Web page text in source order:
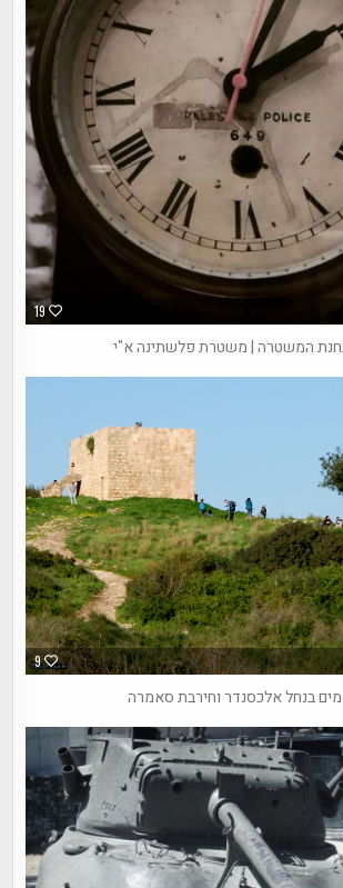
19
המשטרה | משטרת פלשתינה א"י
9
מים בנחל אלכסנדר וחירבת סאמרה